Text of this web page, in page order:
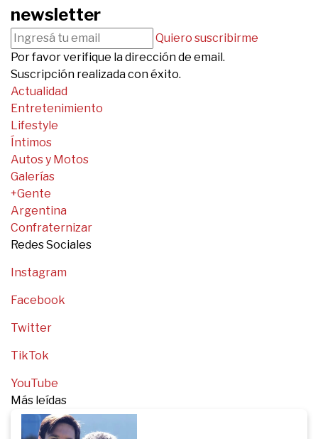
newsletter
Quiero suscribirme
Por favor verifique la dirección de email.
Suscripción realizada con éxito.
Actualidad
Entretenimiento
Lifestyle
Íntimos
Autos y Motos
Galerías
+Gente
Argentina
Confraternizar
Redes Sociales
Instagram
Facebook
Twitter
TikTok
YouTube
Más leídas